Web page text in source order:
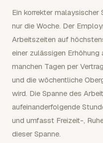
Ein korrekter
nur die Woche. Der
Arbeitszeiten auf
einer zulässigen
manchen Tagen per
und die wöchentliche
wird. Die Spanne des
aufeinanderfolgende
und umfasst Freizeit-,
dieser Spanne.